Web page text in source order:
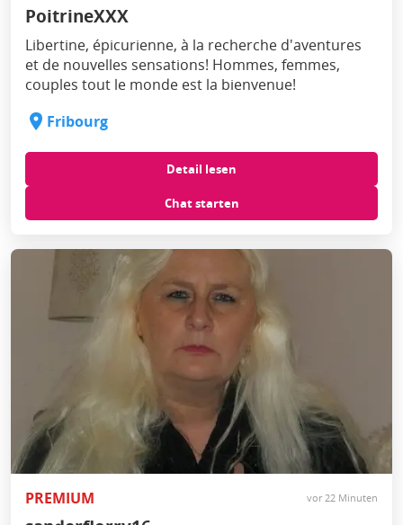
PoitrineXXX
Libertine, épicurienne, à la recherche d'aventures
et de nouvelles sensations! Hommes, femmes,
couples tout le monde est la bienvenue!
Fribourg
Detail lesen
Chat starten
PREMIUM vor 22 Minuten